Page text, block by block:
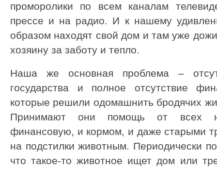
проморолики по всем каналам
прессе и на радио. И к нашему
образом находят свой дом и там уже
хозяину за заботу и тепло.
Наша же основная проблема –
государства и полное отсутствие
которые решили одомашнить бродячих
Принимают они помощь от всех
финансовую, и кормом, и даже старыми
на подстилки животным. Периодически
что такое-то животное ищет дом или